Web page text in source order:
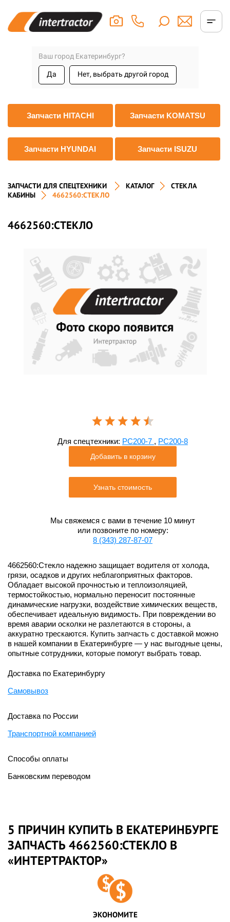
Ваш город Екатеринбург?
Да Нет, выбрать другой город
Запчасти HITACHI Запчасти KOMATSU
Запчасти HYUNDAI Запчасти ISUZU
ЗАПЧАСТИ ДЛЯ СПЕЦТЕХНИКИ КАТАЛОГ
СТЕКЛА
КАБИНЫ
4662560:СТЕКЛО
4662560:СТЕКЛО
Для спецтехники: PC200-7 , PC200-8
Добавить в корзину
Узнать стоимость
Мы свяжемся с вами в течение 10 минут
или позвоните по номеру:
8 (343) 287-87-07
4662560:Стекло надежно защищает водителя от холода,
грязи, осадков и других неблагоприятных факторов.
Обладает высокой прочностью и теплоизоляцией,
термостойкостью, нормально переносит постоянные
динамические нагрузки, воздействие химических веществ,
обеспечивает идеальную видимость. При повреждении во
время аварии осколки не разлетаются в стороны, а
аккуратно трескаются. Купить запчасть с доставкой можно
в нашей компании в Екатеринбурге — у нас выгодные цены,
опытные сотрудники, которые помогут выбрать товар.
Доставка по Екатеринбургу
Самовывоз
Доставка по России
Транспортной компанией
Способы оплаты
Банковским переводом
5 ПРИЧИН КУПИТЬ В ЕКАТЕРИНБУРГЕ
ЗАПЧАСТЬ 4662560:СТЕКЛО В
«ИНТЕРТРАКТОР»
ЭКОНОМИТЕ